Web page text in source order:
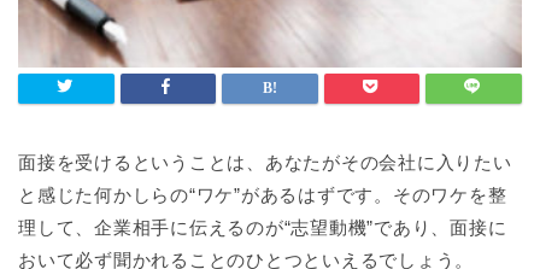
面接を受けるということは、あなたがその会社に入りたい
と感じた何かしらの“ワケ”があるはずです。そのワケを整
理して、企業相手に伝えるのが“志望動機”であり、面接に
おいて必ず聞かれることのひとつといえるでしょう。